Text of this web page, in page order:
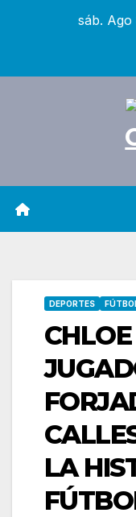
sáb.
DEPORTES
LA